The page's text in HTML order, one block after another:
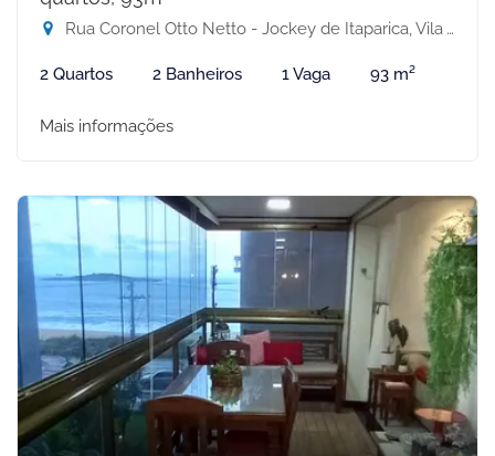
Rua Coronel Otto Netto - Jockey de Itaparica, Vila Velha-ES
2 Quartos 2 Banheiros 1 Vaga 93 m²
Mais informações